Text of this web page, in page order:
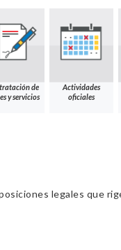
de
y servicios
Actividades
oficiales
legales que